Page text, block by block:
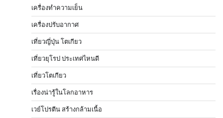
เครื่องทำความเย็น
เครื่องปรับอากาศ
เที่ยวญี่ปุ่น โตเกียว
เที่ยวยุโรป ประเทศไหนดี
เที่ยวโตเกียว
เรื่องน่ารู้ในโลกอาหาร
เวย์โปรตีน สร้างกล้ามเนื้อ